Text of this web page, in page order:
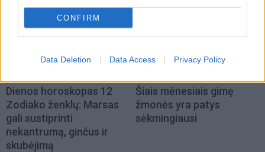
CONFIRM
Data Deletion Data Access Privacy Policy
Dienos horoskopas 12
Zodiako ženklų: Marsas
gali sustiprinti
nekantrumą, ginčus ir
skubėjimą
Šiais mėnesiais gimę
žmonės yra patys
sėkmingiausi